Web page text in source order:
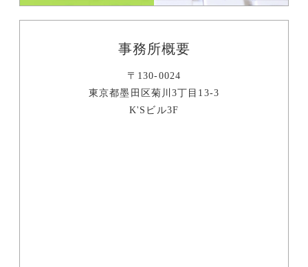
事務所概要
〒130-0024
東京都墨田区菊川3丁目13-3
K'Sビル3F